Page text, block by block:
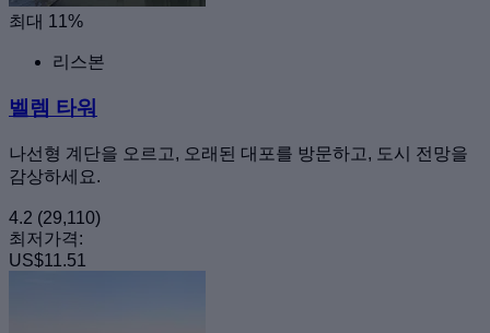
최대 11%
리스본
벨렘 타워
나선형 계단을 오르고, 오래된 대포를 방문하고, 도시 전망을
감상하세요.
4.2 (29,110)
최저가격:
US$11.51